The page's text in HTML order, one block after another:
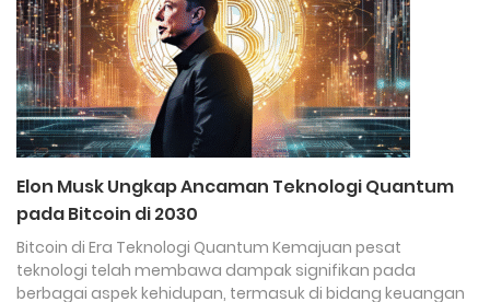
Elon Musk Ungkap Ancaman Teknologi Quantum
pada Bitcoin di 2030
Bitcoin di Era Teknologi Quantum Kemajuan pesat
teknologi telah membawa dampak signifikan pada
berbagai aspek kehidupan, termasuk di bidang keuangan